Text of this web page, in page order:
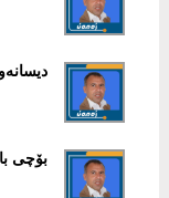
بۆچی